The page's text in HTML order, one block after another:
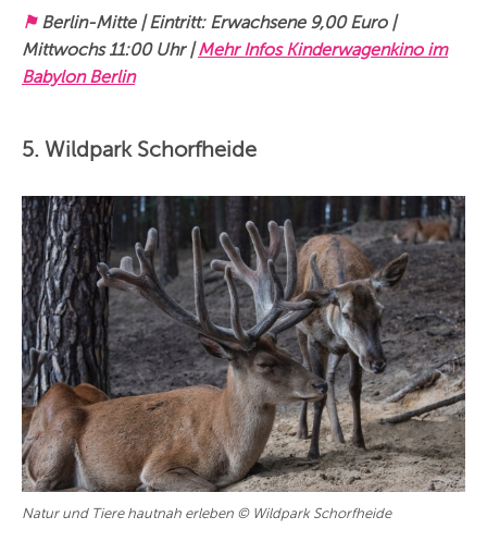
⚑ Berlin-Mitte | Eintritt: Erwachsene 9,00 Euro |
Mittwochs 11:00 Uhr |Mehr Infos Kinderwagenkino im
Babylon Berlin
5. Wildpark Schorfheide
Natur und Tiere hautnah erleben © Wildpark Schorfheide